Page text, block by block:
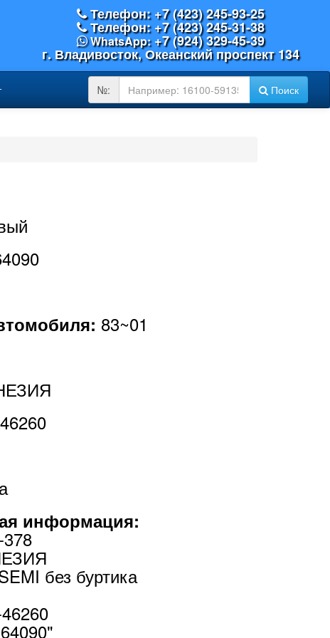
Телефон: +7 (423) 245-93-25
Телефон: +7 (423) 245-31-38
WhatsApp:+7 (924) 329-45-39
г. Владивосток, Океанский проспект 134
OEM
№:№: Поиск
83~01
информация:
без буртика